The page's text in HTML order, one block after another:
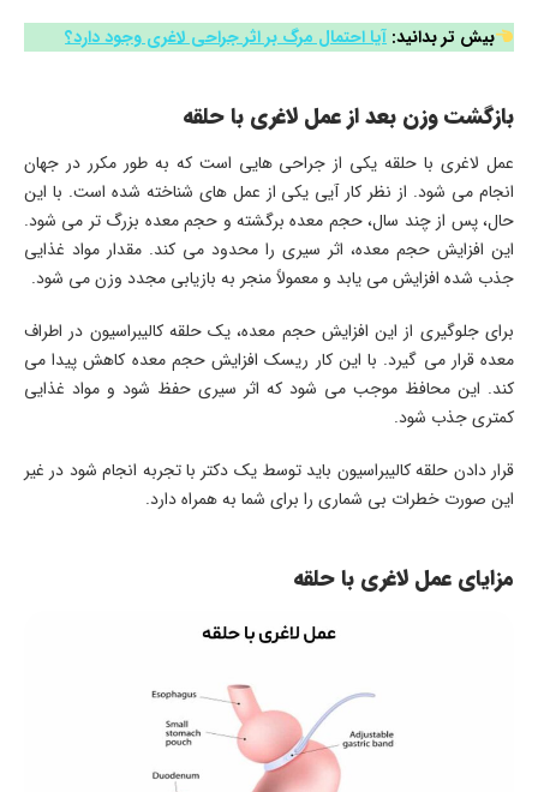
بیش تر بدانید: آیا احتمال مرگ بر اثر جراحی لاغری وجود دارد؟
بازگشت وزن بعد از عمل لاغری با حلقه
عمل لاغری با حلقه یکی از جراحی هایی است که به طور مکرر در جهان
انجام می شود. از نظر کار آیی یکی از عمل های شناخته شده است. با این
حال، پس از چند سال، حجم معده برگشته و حجم معده بزرگ تر می شود.
این افزایش حجم معده، اثر سیری را محدود می کند. مقدار مواد غذایی
جذب شده افزایش می یابد و معمولاً منجر به بازیابی مجدد وزن می شود.
برای جلوگیری از این افزایش حجم معده، یک حلقه کالیبراسیون در اطراف
معده قرار می گیرد. با این کار ریسک افزایش حجم معده کاهش پیدا می
کند. این محافظ موجب می شود که اثر سیری حفظ شود و مواد غذایی
کمتری جذب شود.
قرار دادن حلقه کالیبراسیون باید توسط یک دکتر با تجربه انجام شود در غیر
این صورت خطرات بی شماری را برای شما به همراه دارد.
مزایای عمل لاغری با حلقه